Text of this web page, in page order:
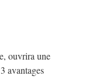
ouvrira une
avantages